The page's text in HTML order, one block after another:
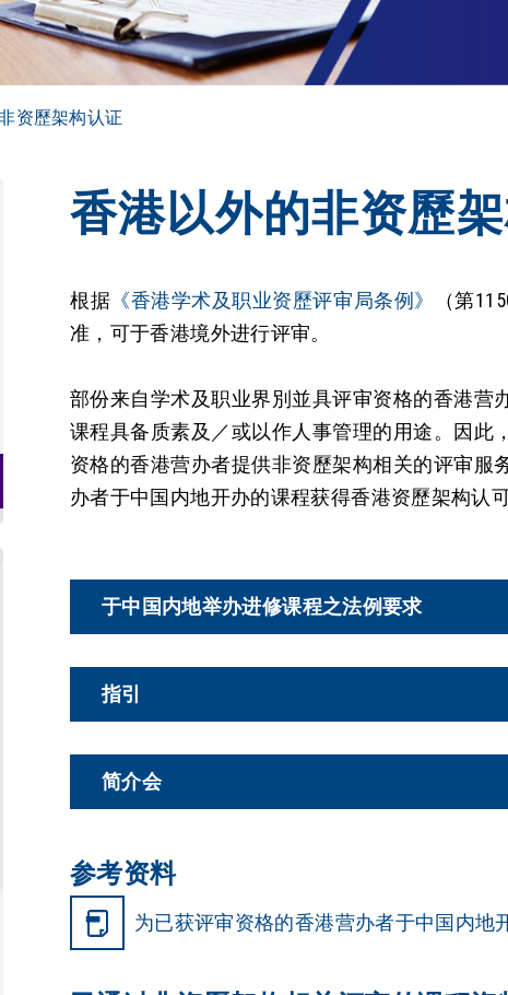
资歷架构认证
香港以外的非资歷
根据 《香港学术及职业资歷评审局条例》
（第
准，可于香港境外进行评审。
部份来自学术及职业界別並具评审资格的香港
课程具备质素及／或以作人事管理的用途。因此
资格的香港营办者提供非资歷架构相关的评审
办者于中国内地开办的课程获得香港资歷架构认
于中国内地举办进修课程之法例要求
指引
简介会
参考资料
为已获评审资格的香港营办者于中国内地